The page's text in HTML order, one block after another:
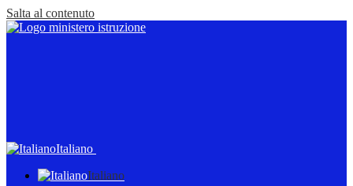
Salta al contenuto
Italiano
Italiano